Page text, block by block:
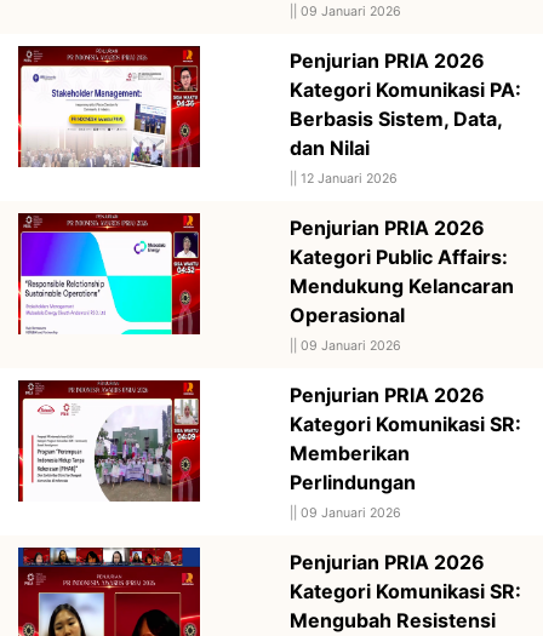
09 Januari 2026
Penjurian PRIA 2026
Kategori Komunikasi PA:
Berbasis Sistem, Data,
dan Nilai
12 Januari 2026
Penjurian PRIA 2026
Kategori Public Affairs:
Mendukung Kelancaran
Operasional
09 Januari 2026
Penjurian PRIA 2026
Kategori Komunikasi SR:
Memberikan
Perlindungan
09 Januari 2026
Penjurian PRIA 2026
Kategori Komunikasi SR:
Mengubah Resistensi